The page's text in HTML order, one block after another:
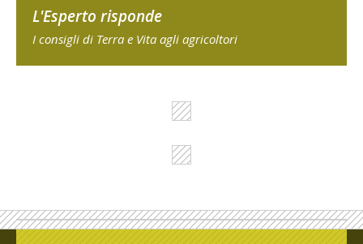
L'Esperto risponde
I consigli di Terra e Vita agli agricoltori